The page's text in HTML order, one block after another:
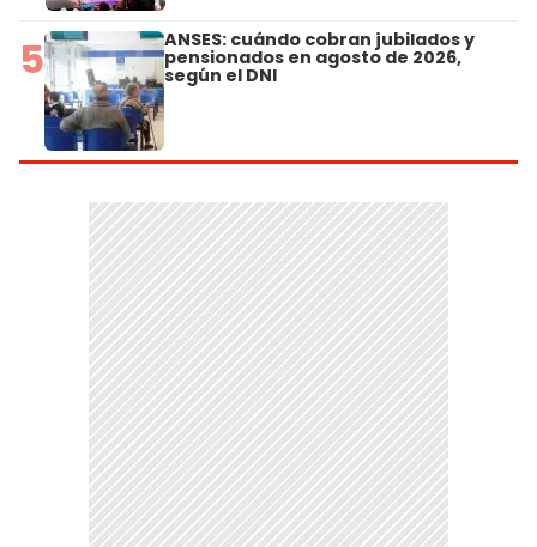
5 ANSES: cuándo cobran jubilados y
pensionados en agosto de 2026,
según el DNI